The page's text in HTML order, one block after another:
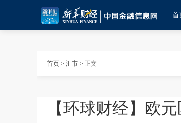
首
首页 > 汇市 > 正文
【环球财经】欧